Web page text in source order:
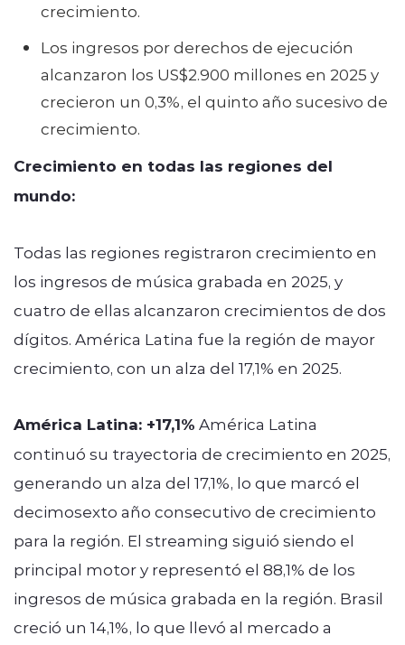
crecimiento.
Los ingresos por derechos de ejecución
alcanzaron los US$2.900 millones en 2025 y
crecieron un 0,3%, el quinto año sucesivo de
crecimiento.
Crecimiento en todas las regiones del
mundo:
Todas las regiones registraron crecimiento en
los ingresos de música grabada en 2025, y
cuatro de ellas alcanzaron crecimientos de dos
dígitos. América Latina fue la región de mayor
crecimiento, con un alza del 17,1% en 2025.
América Latina: +17,1% América Latina
continuó su trayectoria de crecimiento en 2025,
generando un alza del 17,1%, lo que marcó el
decimosexto año consecutivo de crecimiento
para la región. El streaming siguió siendo el
principal motor y representó el 88,1% de los
ingresos de música grabada en la región. Brasil
creció un 14,1%, lo que llevó al mercado a